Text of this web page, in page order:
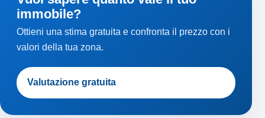
immobile?
Ottieni una stima gratuita e confronta il prezzo con i
valori della tua zona.
Valutazione gratuita